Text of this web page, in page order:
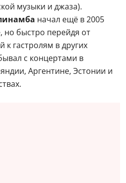
музыки и джаза).
начал ещё в 2005
но быстро перейдя от
к гастролям в других
с концертами в
Аргентине, Эстонии и